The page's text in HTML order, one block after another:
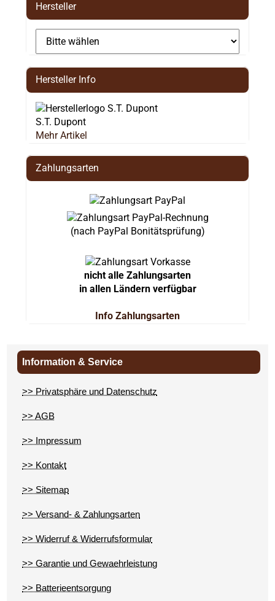
Hersteller
Hersteller Info
S.T. Dupont
Mehr Artikel
Zahlungsarten
(nach PayPal Bonitätsprüfung)
nicht alle Zahlungsarten
in allen Ländern verfügbar
Info Zahlungsarten
Information & Service
>> Privatsphäre und Datenschutz
>> AGB
>> Impressum
>> Kontakt
>> Sitemap
>> Versand- & Zahlungsarten
>> Widerruf & Widerrufsformular
>> Garantie und Gewaehrleistung
>> Batterieentsorgung